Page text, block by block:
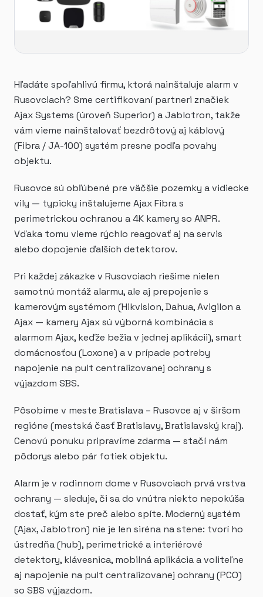
Hľadáte spoľahlivú firmu, ktorá nainštaluje alarm v
Rusovciach? Sme certifikovaní partneri značiek
Ajax Systems (úroveň Superior) a Jablotron, takže
vám vieme nainštalovať bezdrôtový aj káblový
(Fibra / JA-100) systém presne podľa povahy
objektu.
Rusovce sú obľúbené pre väčšie pozemky a vidiecke
vily — typicky inštalujeme Ajax Fibra s
perimetrickou ochranou a 4K kamery so ANPR.
Vďaka tomu vieme rýchlo reagovať aj na servis
alebo dopojenie ďalších detektorov.
Pri každej zákazke v Rusovciach riešime nielen
samotnú montáž alarmu, ale aj prepojenie s
kamerovým systémom (Hikvision, Dahua, Avigilon a
Ajax — kamery Ajax sú výborná kombinácia s
alarmom Ajax, keďže bežia v jednej aplikácii), smart
domácnosťou (Loxone) a v prípade potreby
napojenie na pult centralizovanej ochrany s
výjazdom SBS.
Pôsobíme v meste Bratislava – Rusovce aj v širšom
regióne (mestská časť Bratislavy, Bratislavský kraj).
Cenovú ponuku pripravíme zdarma — stačí nám
pôdorys alebo pár fotiek objektu.
Alarm je v rodinnom dome v Rusovciach prvá vrstva
ochrany — sleduje, či sa do vnútra niekto nepokúša
dostať, kým ste preč alebo spíte. Moderný systém
(Ajax, Jablotron) nie je len siréna na stene: tvorí ho
ústredňa (hub), perimetrické a interiérové
detektory, klávesnica, mobilná aplikácia a voliteľne
aj napojenie na pult centralizovanej ochrany (PCO)
so SBS výjazdom.